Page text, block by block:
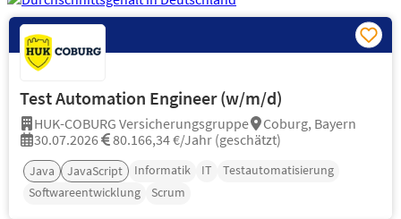
Test Automation Engineer (w/m/d)
HUK-COBURG Versicherungsgruppe
Coburg, Bayern
30.07.2026
80.166,34 €/Jahr (geschätzt)
Java JavaScript Informatik IT
Testautomatisierung
Softwareentwicklung
Scrum